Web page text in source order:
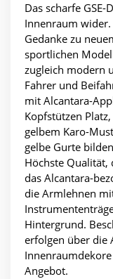
Das scharfe
Innenraum
Gedanke zu
sportlichen
zugleich modern
Fahrer und
mit Alcantara-
Kopfstützen
gelbem Karo-
gelbe Gurte
Höchste Qualität,
das Alcantara-
die Armlehnen
Hintergrund.
erfolgen über die
Innenraumdekore
Angebot.